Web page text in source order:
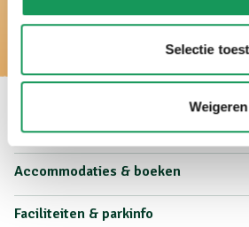
Selectie
Weigeren
Snel naar
Accommodaties & boeken
Faciliteiten & parkinfo